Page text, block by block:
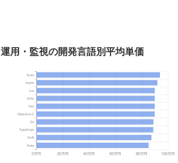
運用・監視の開発言語別平均単価